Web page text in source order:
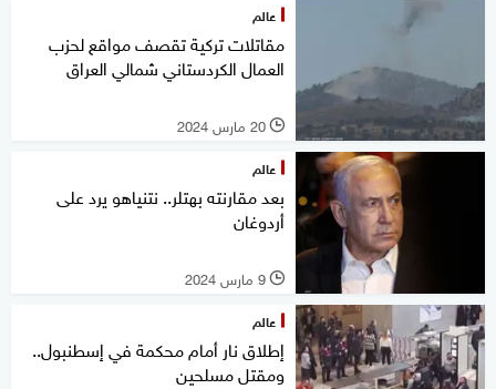
عالم
مقاتلات تركية تقصف مواقع لحزب
العمال الكردستاني شمالي العراق
l 20 مارس 2024
عالم
بعد مقارنته بهتلر.. نتنياهو يرد على
أردوغان
l 9 مارس 2024
عالم
إطلاق نار أمام محكمة في إسطنبول..
ومقتل مسلحين